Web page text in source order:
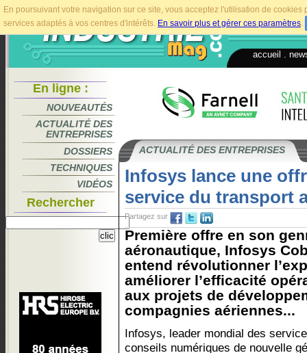
En poursuivant votre navigation sur ce site, vous acceptez l'utilisation de
services adaptés à vos centres d'intérêts. En savoir plus et gérer ces paramètres.
accueil
En ligne :
NOUVEAUTÉS
ACTUALITÉ DES
ENTREPRISES
DOSSIERS
TECHNIQUES
VIDÉOS
Rechercher
ACTUALITÉ DES ENTREPRISES
Infosys lance une
service du transport
Partagez sur
Première offre en son
aéronautique, Infosys
entend révolutionner
améliorer l’efficacité
aux projets de
compagnies aériennes...
Infosys, leader mondial des
conseils numériques de nouvelle